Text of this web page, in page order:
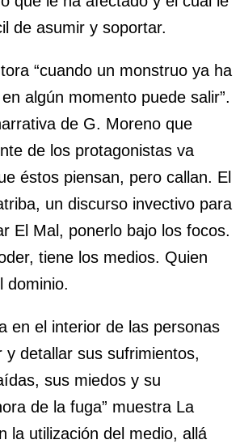
de asumir y soportar.
“cuando un monstruo ya ha
algún momento puede salir”.
de G. Moreno que
de los protagonistas va
éstos piensan, pero callan. El
un discurso invectivo para
El Mal, ponerlo bajo los focos.
tiene los medios. Quien
dominio.
en el interior de las personas
y detallar sus sufrimientos,
sus miedos y su
de la fuga” muestra La
la utilización del medio, allá